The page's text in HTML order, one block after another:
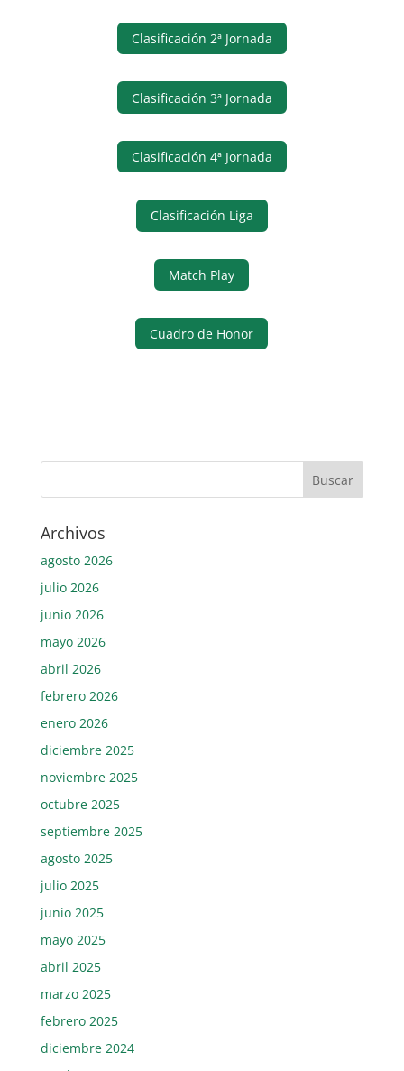
Clasificación 2ª Jornada
Clasificación 3ª Jornada
Clasificación 4ª Jornada
Clasificación Liga
Match Play
Cuadro de Honor
Archivos
agosto 2026
julio 2026
junio 2026
mayo 2026
abril 2026
febrero 2026
enero 2026
diciembre 2025
noviembre 2025
octubre 2025
septiembre 2025
agosto 2025
julio 2025
junio 2025
mayo 2025
abril 2025
marzo 2025
febrero 2025
diciembre 2024